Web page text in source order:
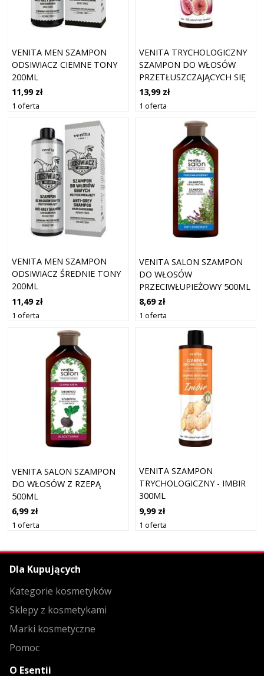
VENITA MEN SZAMPON
ODSIWIACZ CIEMNE TONY
200ML
11,99 zł
1 oferta
VENITA TRYCHOLOGICZNY
SZAMPON DO WŁOSÓW
PRZETŁUSZCZAJĄCYCH SIĘ
FICYNA 200ML
13,99 zł
1 oferta
VENITA MEN SZAMPON
ODSIWIACZ ŚREDNIE TONY
200ML
11,49 zł
1 oferta
VENITA SALON SZAMPON
DO WŁOSÓW
PRZECIWŁUPIEŻOWY 500ML
8,69 zł
1 oferta
VENITA SALON SZAMPON
DO WŁOSÓW Z RZEPĄ
500ML
6,99 zł
1 oferta
VENITA SZAMPON
TRYCHOLOGICZNY - IMBIR
300ML
9,99 zł
1 oferta
Dla Kupujących
Kategorie kosmetyków
Sklepy z kosmetykami
Marki kosmetyczne
Pomoc
O Esentii